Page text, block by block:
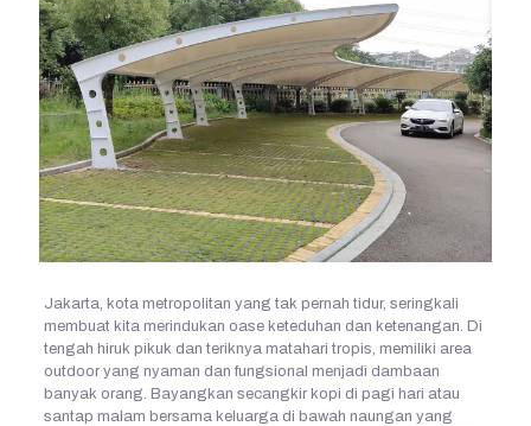
Jakarta, kota metropolitan yang tak pernah tidur, seringkali
membuat kita merindukan oase keteduhan dan ketenangan. Di
tengah hiruk pikuk dan teriknya matahari tropis, memiliki area
outdoor yang nyaman dan fungsional menjadi dambaan
banyak orang. Bayangkan secangkir kopi di pagi hari atau
santap malam bersama keluarga di bawah naungan yang